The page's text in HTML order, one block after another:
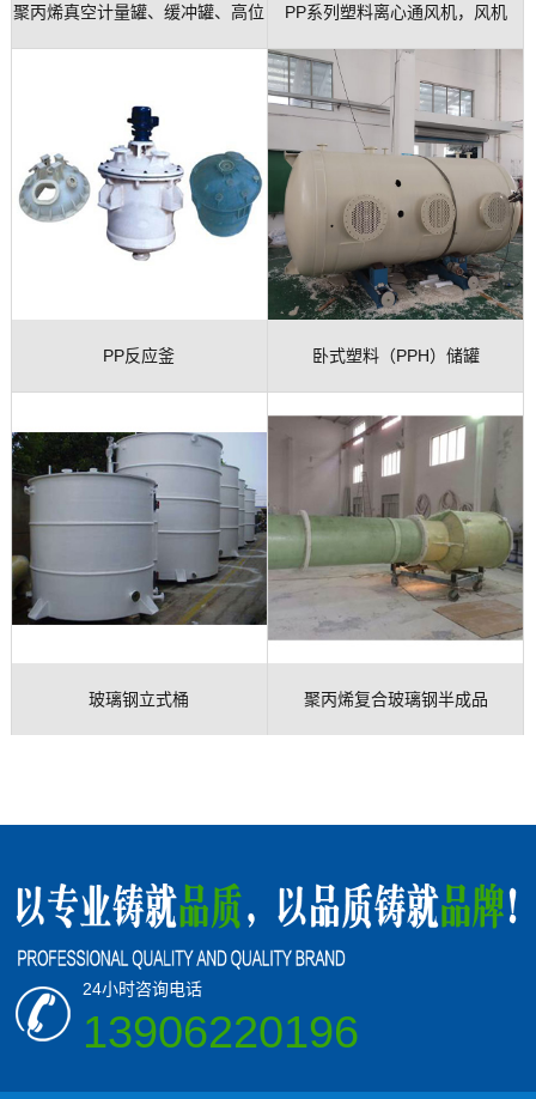
聚丙烯真空计量罐、缓冲罐、高位 PP系列塑料离心通风机，风机
PP反应釜 卧式塑料（PPH）储罐
玻璃钢立式桶 聚丙烯复合玻璃钢半成品
24小时咨询电话
13906220196